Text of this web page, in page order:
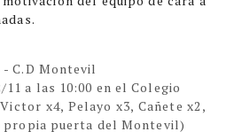
C.D Montevil
11 a las 10:00 en el Colegio
Victor x4, Pelayo x3, Cañete x2,
propia puerta del Montevil)